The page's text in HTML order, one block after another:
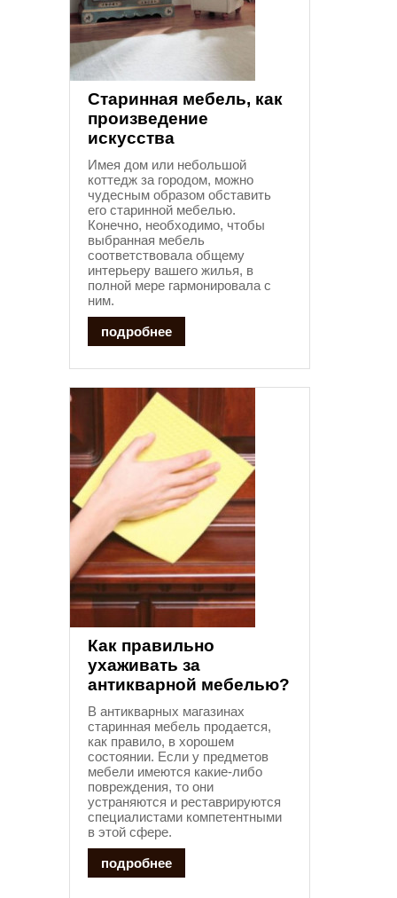
Старинная мебель, как
произведение
искусства
Имея дом или небольшой
коттедж за городом, можно
чудесным образом обставить
его старинной мебелью.
Конечно, необходимо, чтобы
выбранная мебель
соответствовала общему
интерьеру вашего жилья, в
полной мере гармонировала с
ним.
подробнее
Как правильно
ухаживать за
антикварной мебелью?
В антикварных магазинах
старинная мебель продается,
как правило, в хорошем
состоянии. Если у предметов
мебели имеются какие-либо
повреждения, то они
устраняются и реставрируются
специалистами компетентными
в этой сфере.
подробнее